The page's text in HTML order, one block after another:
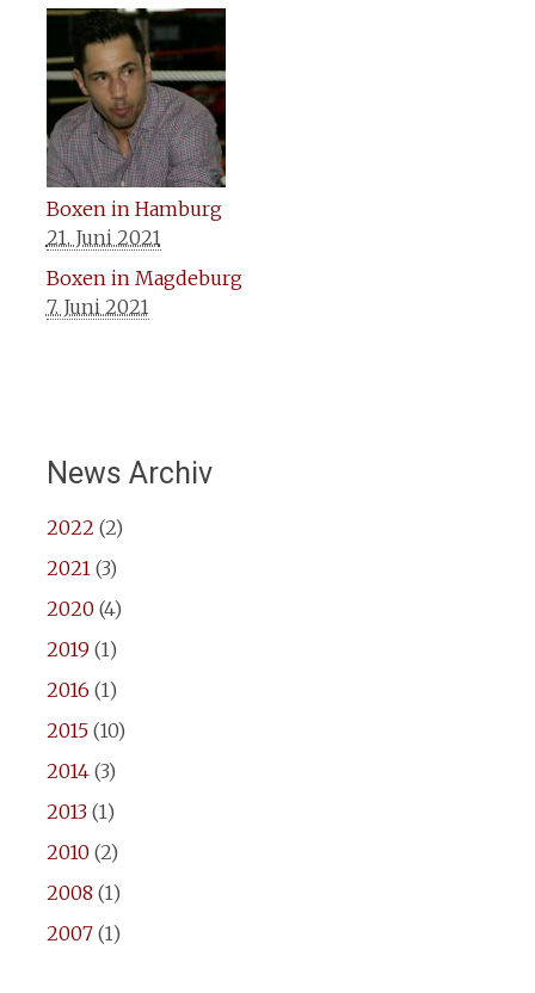
Boxen in Hamburg
21. Juni 2021
Boxen in Magdeburg
7. Juni 2021
News Archiv
2022 (2)
2021(3)
2020 (4)
2019 (1)
2016 (1)
2015(10)
2014(3)
2013(1)
2010 (2)
2008 (1)
2007(1)